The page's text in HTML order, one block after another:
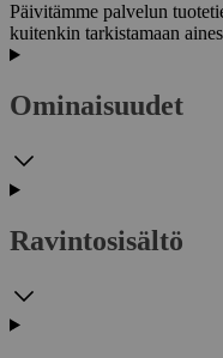
Päivitämme palvelun
kuitenkin tarkistamaan
Ominaisuudet
Ravintosisältö